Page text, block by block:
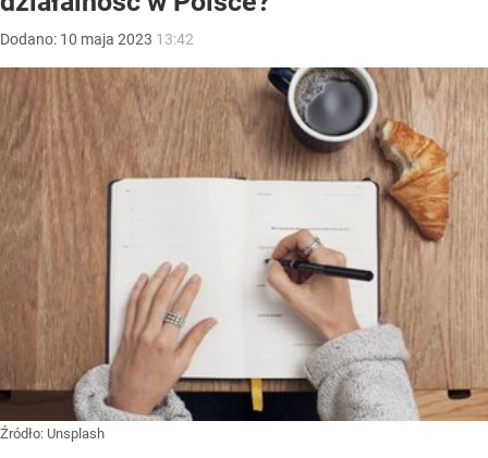
Dodano: 10 maja 2023 13:42
Źródło: Unsplash